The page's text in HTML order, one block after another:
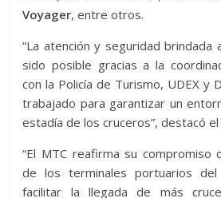
Voyager, entre otros.
“La atención y seguridad
sido posible gracias a la
con la Policía de Turismo, UDEX y
trabajado para garantizar un
estadía de los cruceros”, destacó
“El MTC reafirma su compromiso
de los terminales portuarios
facilitar la llegada de más